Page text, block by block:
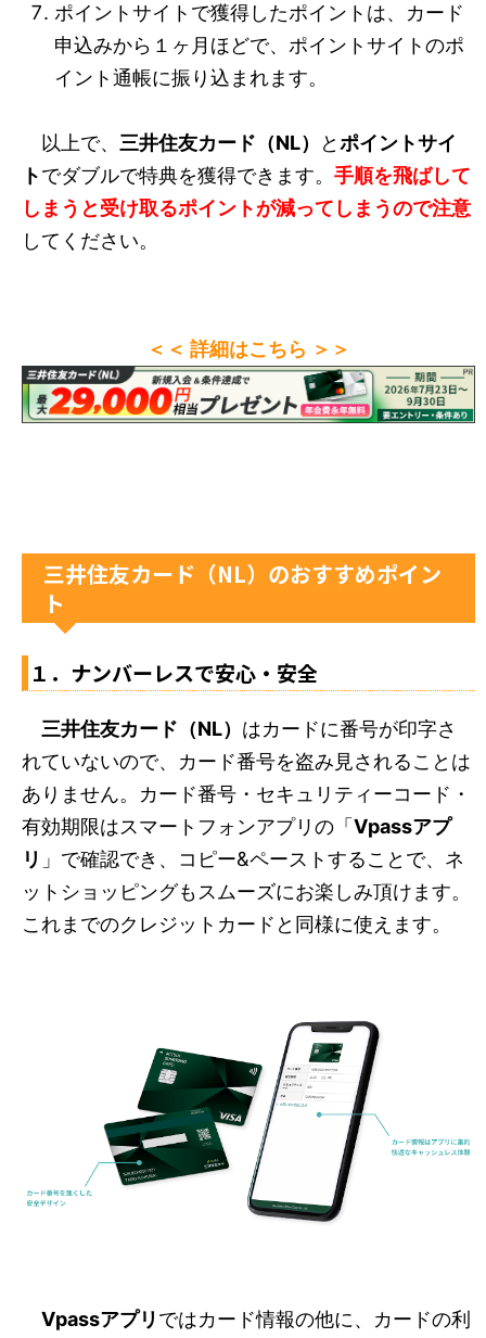
ポイントサイトで獲得したポイントは、カード
申込みから１ヶ月ほどで、ポイントサイトのポ
イント通帳に振り込まれます。
以上で、 三井住友カード（NL） とポイントサイ
トでダブルで特典を獲得できます。 手順を飛ばして
しまうと受け取るポイントが減ってしまうので注意
してください。
＜＜ 詳細はこちら ＞＞
三井住友カード（NL）のおすすめポイン
ト
１．ナンバーレスで安心・安全
三井住友カード（NL） はカードに番号が印字さ
れていないので、カード番号を盗み見されることは
ありません。カード番号・セキュリティーコード・
有効期限はスマートフォンアプリの「 Vpassアプ
リ 」で確認でき、コピー&ペーストすることで、ネ
ットショッピングもスムーズにお楽しみ頂けます。
これまでのクレジットカードと同様に使えます。
Vpassアプリ ではカード情報の他に、カードの利